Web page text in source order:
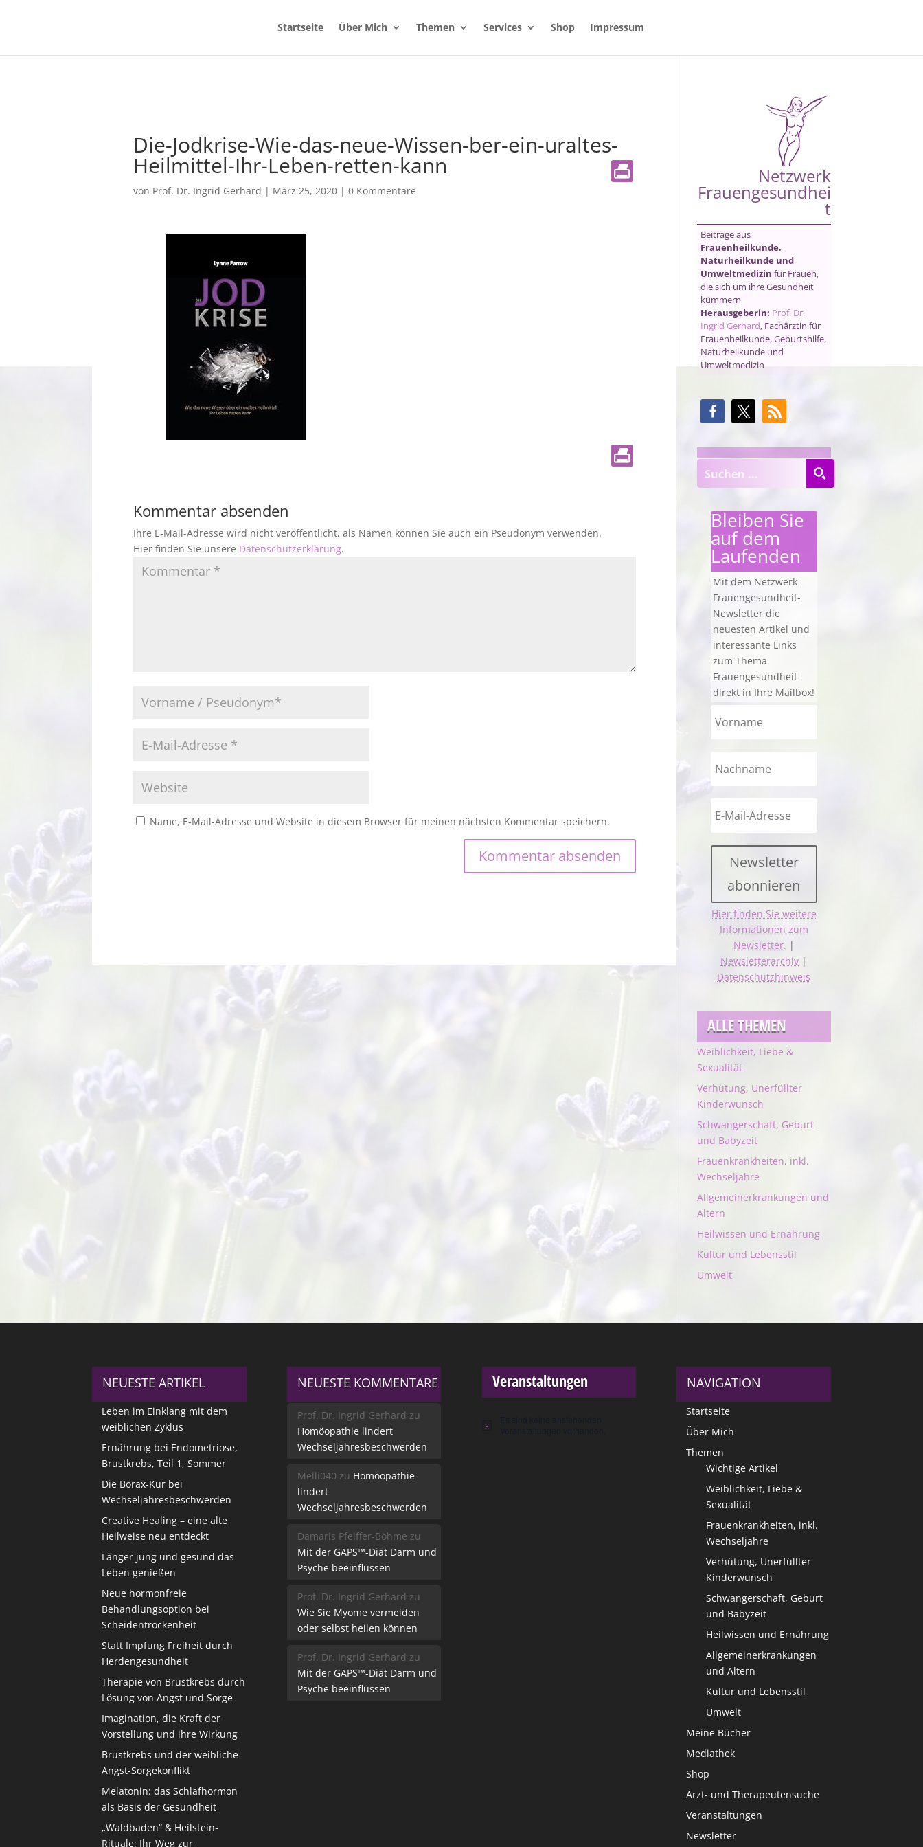
Startseite Über Mich Themen Services Shop Impressum
Die-Jodkrise-Wie-das-neue-Wissen-ber-ein-uraltes-
Heilmittel-Ihr-Leben-retten-kann
von Prof. Dr. Ingrid Gerhard | März 25, 2020| 0 Kommentare
Kommentar absenden
Ihre E-Mail-Adresse wird nicht veröffentlicht, als Namen können Sie auch ein Pseudonym verwenden.
Hier finden Sie unsere Datenschutzerklärung.
Name, E-Mail-Adresse und Website in diesem Browser für meinen nächsten Kommentar speichern.
Netzwerk
Frauengesundhei
t
Beiträge aus
Frauenheilkunde,
Naturheilkunde und
Umweltmedizin für Frauen,
die sich um ihre Gesundheit
kümmern
Herausgeberin: Prof. Dr.
Ingrid Gerhard, Fachärztin für
Frauenheilkunde, Geburtshilfe,
Naturheilkunde und
Umweltmedizin
Bleiben Sie
auf dem
Laufenden
Mit dem Netzwerk
Frauengesundheit-
Newsletter die
neuesten Artikel und
interessante Links
zum Thema
Frauengesundheit
direkt in Ihre Mailbox!
Newsletter
abonnieren
Hier finden Sie weitere
Informationen zum
Newsletter. |
Newsletterarchiv |
Datenschutzhinweis
ALLE THEMEN
Weiblichkeit, Liebe &
Sexualität
Verhütung, Unerfüllter
Kinderwunsch
Schwangerschaft, Geburt
und Babyzeit
Frauenkrankheiten, inkl.
Wechseljahre
Allgemeinerkrankungen und
Altern
Heilwissen und Ernährung
Kultur und Lebensstil
Umwelt
NEUESTE ARTIKEL
Leben im Einklang mit dem
weiblichen Zyklus
Ernährung bei Endometriose,
Brustkrebs, Teil 1, Sommer
Die Borax-Kur bei
Wechseljahresbeschwerden
Creative Healing – eine alte
Heilweise neu entdeckt
Länger jung und gesund das
Leben genießen
Neue hormonfreie
Behandlungsoption bei
Scheidentrockenheit
Statt Impfung Freiheit durch
Herdengesundheit
Therapie von Brustkrebs durch
Lösung von Angst und Sorge
Imagination, die Kraft der
Vorstellung und ihre Wirkung
Brustkrebs und der weibliche
Angst-Sorgekonflikt
Melatonin: das Schlafhormon
als Basis der Gesundheit
„Waldbaden“ & Heilstein-
Rituale: Ihr Weg zur
NEUESTE KOMMENTARE
Prof. Dr. Ingrid Gerhard zu
Homöopathie lindert
Wechseljahresbeschwerden
Melli040 zu Homöopathie
lindert
Wechseljahresbeschwerden
Damaris Pfeiffer-Böhme zu
Mit der GAPS™-Diät Darm und
Psyche beeinflussen
Prof. Dr. Ingrid Gerhard zu
Wie Sie Myome vermeiden
oder selbst heilen können
Prof. Dr. Ingrid Gerhard zu
Mit der GAPS™-Diät Darm und
Psyche beeinflussen
Veranstaltungen
Hinweis
NAVIGATION
Startseite
Über Mich
Themen
Wichtige Artikel
Weiblichkeit, Liebe &
Sexualität
Frauenkrankheiten, inkl.
Wechseljahre
Verhütung, Unerfüllter
Kinderwunsch
Schwangerschaft, Geburt
und Babyzeit
Heilwissen und Ernährung
Allgemeinerkrankungen
und Altern
Kultur und Lebensstil
Umwelt
Meine Bücher
Mediathek
Shop
Arzt- und Therapeutensuche
Veranstaltungen
Newsletter